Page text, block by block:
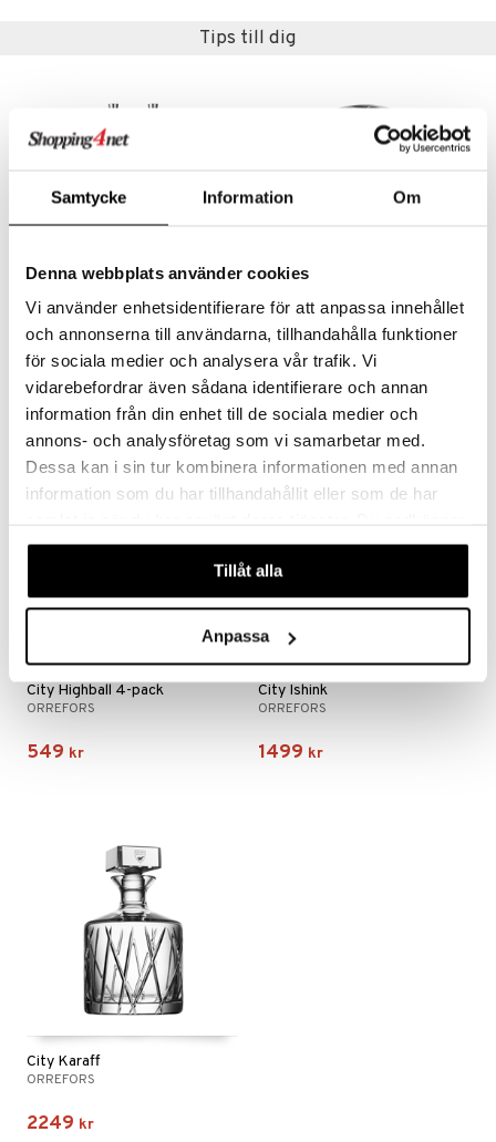
Samtycke Information Om
Denna webbplats använder cookies
Vi använder enhetsidentifierare för att anpassa innehållet
och annonserna till användarna, tillhandahålla funktioner
för sociala medier och analysera vår trafik. Vi
vidarebefordrar även sådana identifierare och annan
information från din enhet till de sociala medier och
annons- och analysföretag som vi samarbetar med.
Dessa kan i sin tur kombinera informationen med annan
information som du har tillhandahållit eller som de har
våra cookies vid fortsatt användande av vår webbplats.
Tillåt alla
Anpassa
Tips till dig
City Drinksked 2-pack
ORREFORS
199 kr
City Drinkunderlägg 4-Pack
ORREFORS
419 kr
City Highball 4-pack
ORREFORS
549 kr
City Ishink
ORREFORS
1499 kr
City Karaff
ORREFORS
2249 kr